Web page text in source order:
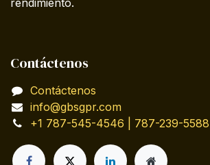
Contáctenos
Contáctenos
info@gbsgpr.com
+1 787-545-4546 | 787-239-5588